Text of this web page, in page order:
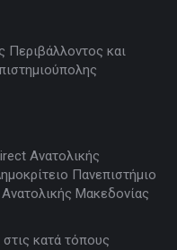
Περιβάλλοντος και
Ανατολικής
Πανεπιστήμιο
Μακεδονίας
κατά τόπους